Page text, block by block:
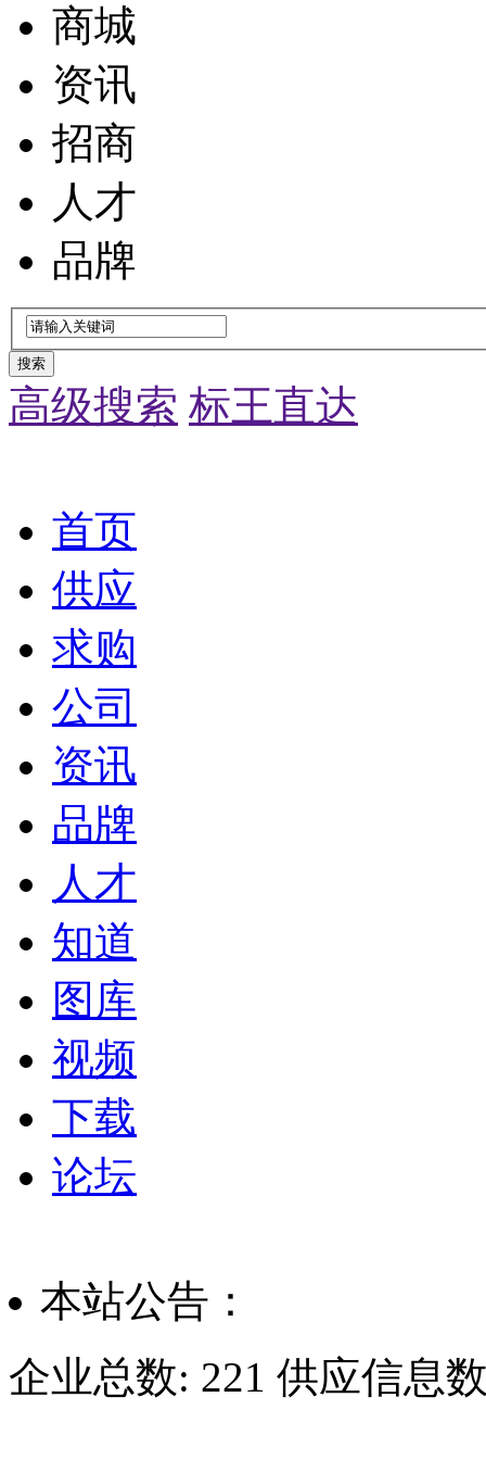
商城
资讯
招商
人才
品牌
搜索
高级搜索 标王直达
首页
供应
求购
公司
资讯
品牌
人才
知道
图库
视频
下载
论坛
本站公告：
企业总数: 221 供应信息